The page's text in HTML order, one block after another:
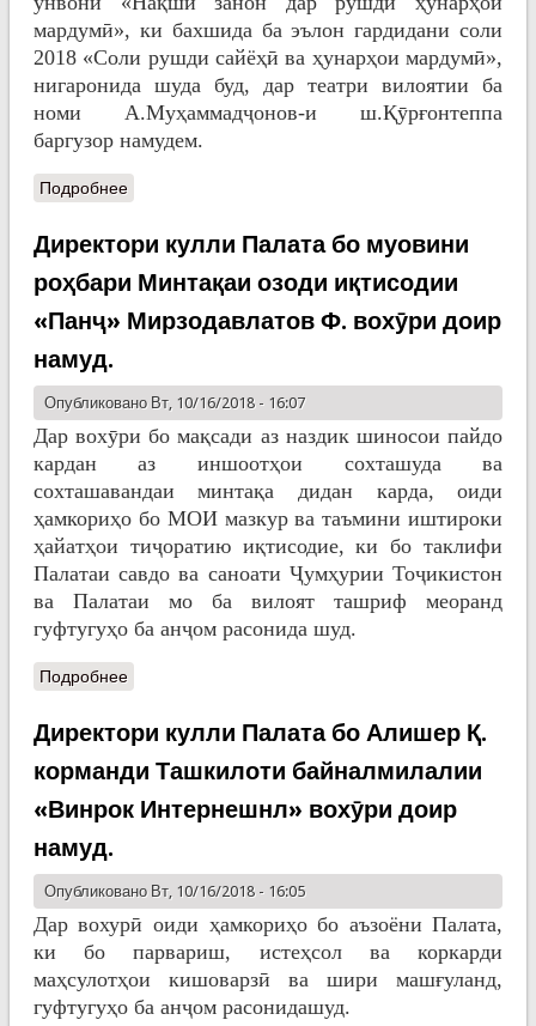
мардумӣ», ки бахшида ба эълон гардидани соли
2018 «Соли рушди сайёҳӣ ва ҳунарҳои мардумӣ»,
нигаронида шуда буд, дар театри вилоятии ба
номи А.Муҳаммадҷонов-и ш.Қӯрғонтеппа
баргузор намудем.
Подробнее
Директори кулли Палата бо муовини
роҳбари Минтақаи озоди иқтисодии
«Панҷ» Мирзодавлатов Ф. вохӯри доир
намуд.
Опубликовано Вт, 10/16/2018 - 16:07
Дар вохӯри бо мақсади аз наздик шиносои пайдо
кардан аз иншоотҳои сохташуда ва
сохташавандаи минтақа дидан карда, оиди
ҳамкориҳо бо МОИ мазкур ва таъмини иштироки
ҳайатҳои тиҷоратию иқтисодие, ки бо таклифи
Палатаи савдо ва саноати Ҷумҳурии Тоҷикистон
ва Палатаи мо ба вилоят ташриф меоранд
гуфтугуҳо ба анҷом расонида шуд.
Подробнее
Директори кулли Палата бо Алишер Қ.
корманди Ташкилоти байналмилалии
«Винрок Интернешнл» вохӯри доир
намуд.
Опубликовано Вт, 10/16/2018 - 16:05
Дар вохурӣ оиди ҳамкориҳо бо аъзоёни Палата,
ки бо парвариш, истеҳсол ва коркарди
маҳсулотҳои кишоварзӣ ва шири машғуланд,
гуфтугуҳо ба анҷом расонидашуд.